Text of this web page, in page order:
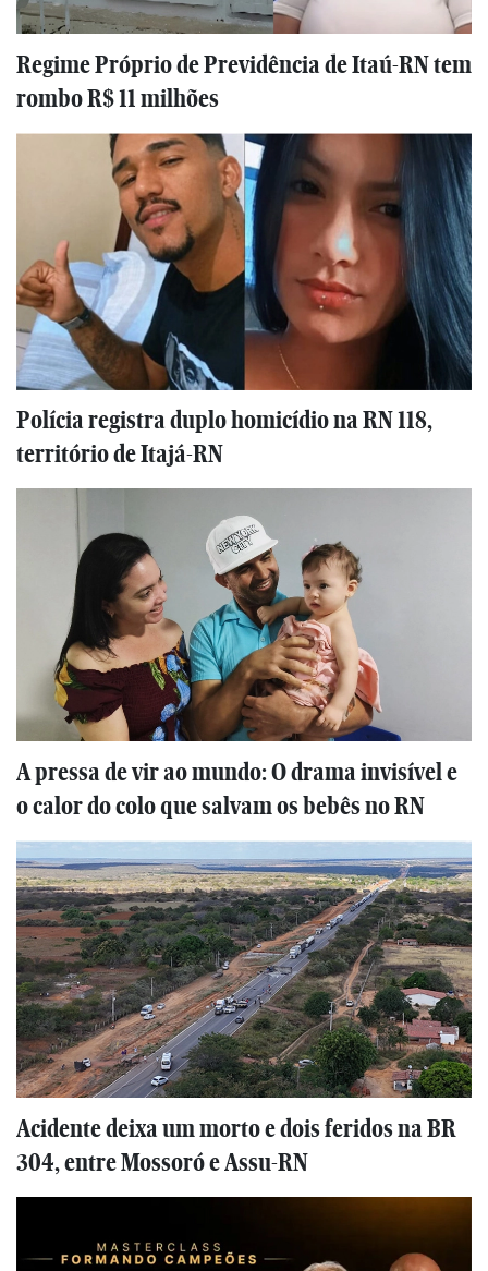
Regime Próprio de Previdência de Itaú-RN tem
rombo R$ 11 milhões
Polícia registra duplo homicídio na RN 118,
território de Itajá-RN
A pressa de vir ao mundo: O drama invisível e
o calor do colo que salvam os bebês no RN
Acidente deixa um morto e dois feridos na BR
304, entre Mossoró e Assu-RN